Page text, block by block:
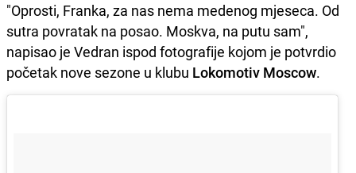
"Oprosti, Franka, za nas nema medenog mjeseca. Od
sutra povratak na posao. Moskva, na putu sam",
napisao je Vedran ispod fotografije kojom je potvrdio
početak nove sezone u klubu Lokomotiv Moscow.